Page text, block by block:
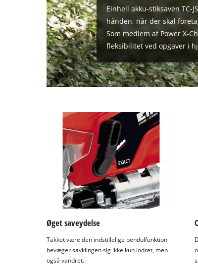
Einhell akku-stiksaven TC-
hånden, når der skal
Som medlem af Power X-
fleksibilitet ved opgaver i
Øget saveydelse
Takket være den indstillelige pendulfunktion
bevæger savklingen sig ikke kun lodret, men
også vandret.